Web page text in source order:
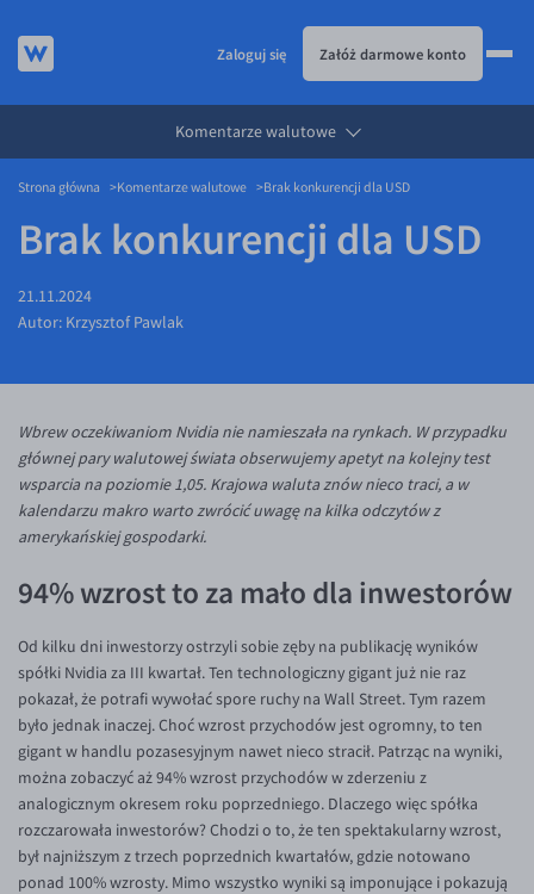
KURSY WALUT
Kursy walut
EUR/PLN
CHF/PLN
DKK/PLN
NOK/PLN
SEK/PLN
Inne pary walutowe
AUD/PLN
CAD/PLN
CNY/PLN
HKD/PLN
HUF/PLN
ILS/PLN
JPY/PLN
KARTA WIELOWALUTOWA
Karta wielowalutowa
PRZELEWY ZAGRANICZNE
DLA FIRM
Partnerstwa
Walutomat Business
Program Afiliacyjny
Prowizje i rabaty
Metody płatności
Banki i przelewy
Aplikacja mobilna
Bezpieczeństwo
Pomoc
FAQ
Konto i opłaty
Wymiana walut
Banki i przelewy
Przelewy zagraniczne
Blog
Aktualności
Komentarze walutowe
Poradnik
KONTAKT
Dla mediów
PL
Zaloguj się Załóż darmowe konto
Komentarze walutowe
Strona główna Komentarze walutowe Brak konkurencji dla USD
Brak konkurencji dla USD
21.11.2024
Autor: Krzysztof Pawlak
Wbrew oczekiwaniom Nvidia nie namieszała na rynkach. W przypadku
głównej pary walutowej świata obserwujemy apetyt na kolejny test
wsparcia na poziomie 1,05. Krajowa waluta znów nieco traci, a w
kalendarzu makro warto zwrócić uwagę na kilka odczytów z
amerykańskiej gospodarki.
94% wzrost to za mało dla inwestorów
Od kilku dni inwestorzy ostrzyli sobie zęby na publikację wyników
spółki Nvidia za III kwartał. Ten technologiczny gigant już nie raz
pokazał, że potrafi wywołać spore ruchy na Wall Street. Tym razem
było jednak inaczej. Choć wzrost przychodów jest ogromny, to ten
gigant w handlu pozasesyjnym nawet nieco stracił. Patrząc na wyniki,
można zobaczyć aż 94% wzrost przychodów w zderzeniu z
analogicznym okresem roku poprzedniego. Dlaczego więc spółka
rozczarowała inwestorów? Chodzi o to, że ten spektakularny wzrost,
był najniższym z trzech poprzednich kwartałów, gdzie notowano
ponad 100% wzrosty. Mimo wszystko wyniki są imponujące i pokazują